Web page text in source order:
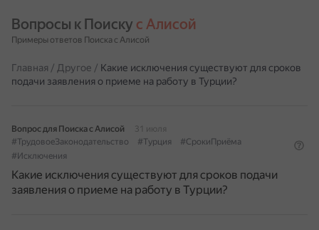
Вопросы к Поиску с Алисой
Примеры ответов Поиска с Алисой
Главная / Другое / Какие исключения существуют для сроков
подачи заявления о приеме на работу в Турции?
Вопрос для Поиска с Алисой
31 июля
#ТрудовоеЗаконодательство
#Турция
#СрокиПриёма
#Исключения
Какие исключения существуют для сроков подачи
заявления о приеме на работу в Турции?